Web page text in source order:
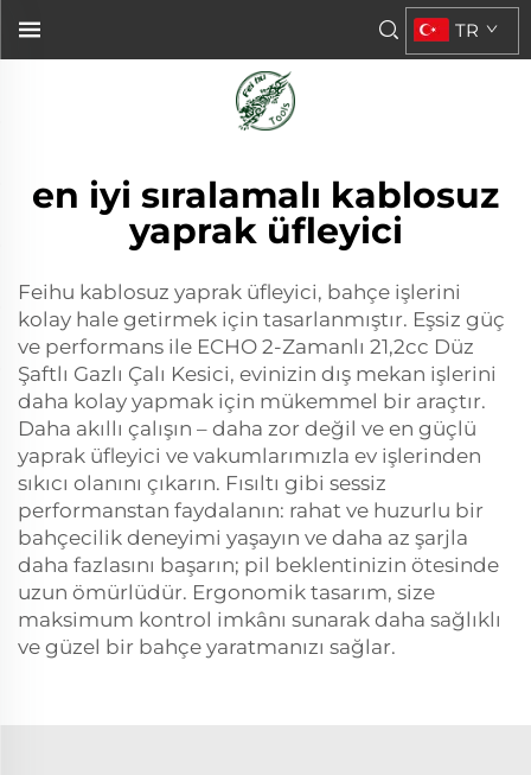
TR
en iyi sıralamalı kablosuz
yaprak üfleyici
Feihu kablosuz yaprak üfleyici, bahçe işlerini
kolay hale getirmek için tasarlanmıştır. Eşsiz güç
ve performans ile ECHO 2-Zamanlı 21,2cc Düz
Şaftlı Gazlı Çalı Kesici, evinizin dış mekan işlerini
daha kolay yapmak için mükemmel bir araçtır.
Daha akıllı çalışın – daha zor değil ve en güçlü
yaprak üfleyici ve vakumlarımızla ev işlerinden
sıkıcı olanını çıkarın. Fısıltı gibi sessiz
performanstan faydalanın: rahat ve huzurlu bir
bahçecilik deneyimi yaşayın ve daha az şarjla
daha fazlasını başarın; pil beklentinizin ötesinde
uzun ömürlüdür. Ergonomik tasarım, size
maksimum kontrol imkânı sunarak daha sağlıklı
ve güzel bir bahçe yaratmanızı sağlar.